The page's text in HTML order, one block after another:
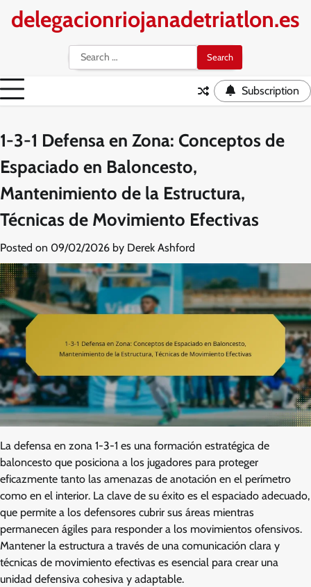
delegacionriojanadetriatlon.es
Search
for:
Subscription
1-3-1 Defensa en Zona: Conceptos de
Espaciado en Baloncesto,
Mantenimiento de la Estructura,
Técnicas de Movimiento Efectivas
Posted on 09/02/2026 by Derek Ashford
La defensa en zona 1-3-1 es una formación estratégica de
baloncesto que posiciona a los jugadores para proteger
eficazmente tanto las amenazas de anotación en el perímetro
como en el interior. La clave de su éxito es el espaciado adecuado,
que permite a los defensores cubrir sus áreas mientras
permanecen ágiles para responder a los movimientos ofensivos.
Mantener la estructura a través de una comunicación clara y
técnicas de movimiento efectivas es esencial para crear una
unidad defensiva cohesiva y adaptable.